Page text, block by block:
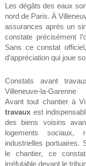
Les dégâts des eaux
nord de Paris. À
assurances après un
constate précisément
Sans ce constat
d’appréciation qui joue
Constats avant
Villeneuve-la-Garenne
Avant tout chantier à
travaux est
des biens voisins
logements sociaux,
industrielles portuaires.
le chantier, ce
irréfutable devant le